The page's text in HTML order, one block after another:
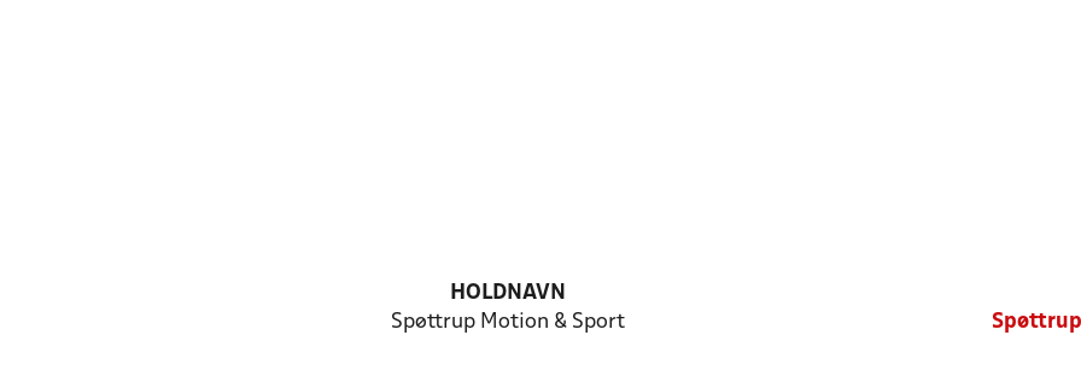
HOLDNAVN
Spøttrup Motion & Sport